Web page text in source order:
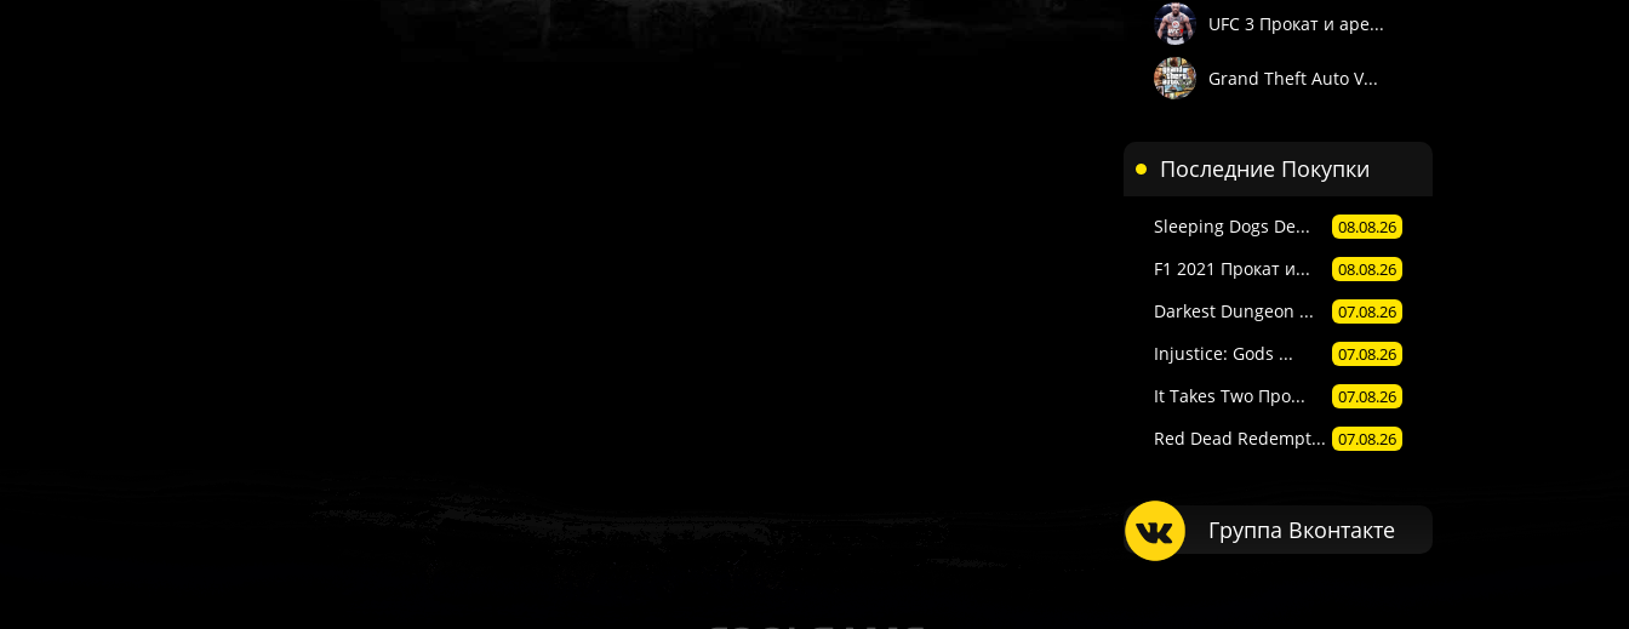
UFC 3 Прокат и аре...
Grand Theft Auto V...
Последние Покупки
Sleeping Dogs De... 08.08.26
F1 2021 Прокат и... 08.08.26
Darkest Dungeon ... 07.08.26
Injustice: Gods ... 07.08.26
It Takes Two Про... 07.08.26
Red Dead Redempt... 07.08.26
Группа Вконтакте